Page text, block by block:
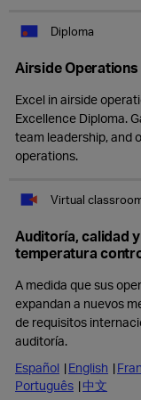
Diploma
Airside Operations
Excel in airside
Excellence Diploma.
team leadership, and
operations.
Virtual
Auditoría, calidad
temperatura
A medida que sus
expandan a nuevos
de requisitos
auditoría.
Español
English
Português 中文